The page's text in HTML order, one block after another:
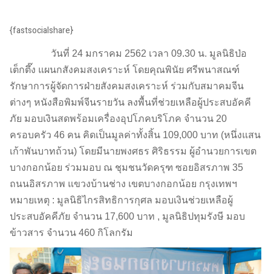
{fastsocialshare}
วันที่ 24 มกราคม 2562 เวลา 09.30 น. มูลนิธิป่อ
เต็กตึ๊ง แผนกสังคมสงเคราะห์ โดยคุณพินัย ศรีพนาสณฑ์
รักษาการผู้จัดการฝ่ายสังคมสงเคราะห์ ร่วมกับสมาคมจีน
ต่างๆ หนังสือพิมพ์จีนรายวัน ลงพื้นที่ช่วยเหลือผู้ประสบอัคคี
ภัย มอบเงินสดพร้อมเครื่องอุปโภคบริโภค จำนวน 20
ครอบครัว 46 คน คิดเป็นมูลค่าทั้งสิ้น 109,000 บาท (หนึ่งแสน
เก้าพันบาทถ้วน) โดยมีนายพงศธร ศิริธรรม ผู้อำนวยการเขต
บางกอกน้อย ร่วมมอบ ณ ชุมชนวัดครุฑ ซอยอิสรภาพ 35
ถนนอิสรภาพ แขวงบ้านช่าง เขตบางกอกน้อย กรุงเทพฯ
หมายเหตุ : มูลนิธิไกรสิทธิการกุศล มอบเงินช่วยเหลือผู้
ประสบอัคคีภัย จำนวน 17,600 บาท , มูลนิธิปทุมรังษี มอบ
ข้าวสาร จำนวน 460 กิโลกรัม